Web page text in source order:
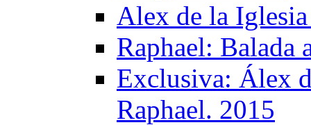
Alex de la
Raphael: Balada
Exclusiva: Álex
Raphael. 2015